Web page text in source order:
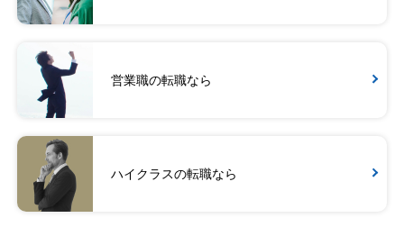
営業職の転職なら
ハイクラスの転職なら